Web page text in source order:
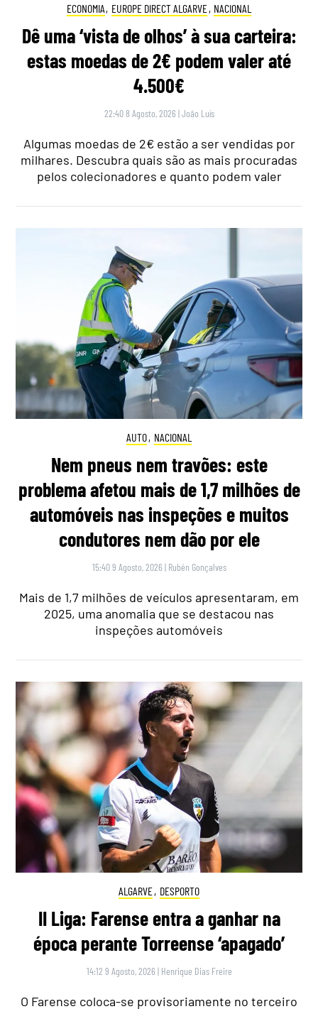
ECONOMIA, EUROPE DIRECT ALGARVE, NACIONAL
Dê uma ‘vista de olhos’ à sua carteira:
estas moedas de 2€ podem valer até
4.500€
22:40 8 Agosto, 2026 |João Luís
Algumas moedas de 2€ estão a ser vendidas por
milhares. Descubra quais são as mais procuradas
pelos colecionadores e quanto podem valer
AUTO, NACIONAL
Nem pneus nem travões: este
problema afetou mais de 1,7 milhões de
automóveis nas inspeções e muitos
condutores nem dão por ele
15:40 9 Agosto, 2026 | Rubén Gonçalves
Mais de 1,7 milhões de veículos apresentaram, em
2025, uma anomalia que se destacou nas
inspeções automóveis
ALGARVE, DESPORTO
II Liga: Farense entra a ganhar na
época perante Torreense ‘apagado’
14:12 9 Agosto, 2026 | Henrique Dias Freire
O Farense coloca-se provisoriamente no terceiro